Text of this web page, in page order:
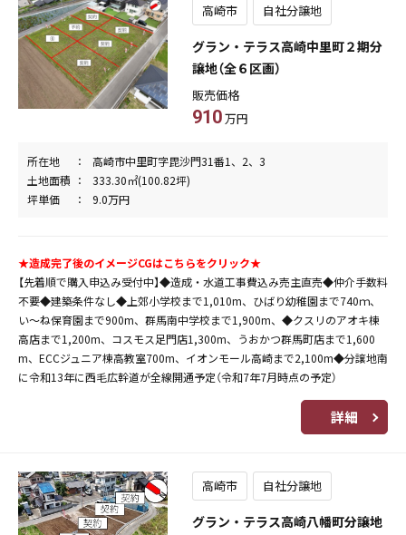
高崎市 自社分譲地
グラン・テラス高崎中里町２期分
譲地（全６区画）
販売価格
910万円
所在地
高崎市中里町字毘沙門31番1、2、3
土地面積
333.30㎡(100.82坪)
坪単価
9.0万円
★造成完了後のイメージCGはこちらをクリック★
【先着順で購入申込み受付中】◆造成・水道工事費込み売主直売◆仲介手数料
不要◆建築条件なし◆上郊小学校まで1,010m、ひばり幼稚園まで740ｍ、
い～ね保育園まで900m、群馬南中学校まで1,900m、◆クスリのアオキ棟
高店まで1,200m、コスモス足門店1,300m、うおかつ群馬町店まで1,600
m、ECCジュニア棟高教室700m、イオンモール高崎まで2,100m◆分譲地南
に令和13年に西毛広幹道が全線開通予定（令和7年7月時点の予定）
詳細
高崎市 自社分譲地
グラン・テラス高崎八幡町分譲地